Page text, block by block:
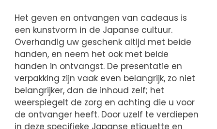
Het geven en ontvangen van cadeaus is
een kunstvorm in de Japanse cultuur.
Overhandig uw geschenk altijd met beide
handen, en neem het ook met beide
handen in ontvangst. De presentatie en
verpakking zijn vaak even belangrijk, zo niet
belangrijker, dan de inhoud zelf; het
weerspiegelt de zorg en achting die u voor
de ontvanger heeft. Door uzelf te verdiepen
in deze specifieke Japanse etiquette en